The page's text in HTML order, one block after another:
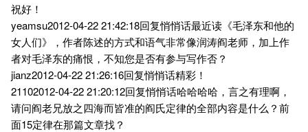
祝好！
yeamsu2012-04-22 21:42:18回复悄悄话最近读《毛泽东和他的
女人们》，作者陈述的方式和语气非常像润涛阎老师，加上作
者对毛泽东的痛恨，不知您是否有参与写作否？
jianz2012-04-22 21:26:16回复悄悄话精彩！
21102012-04-22 21:20:12回复悄悄话哈哈哈哈，言之有理啊，
请问阎老兄放之四海而皆准的阎氏定律的全部内容是什么？前
面15定律在那篇文章找？